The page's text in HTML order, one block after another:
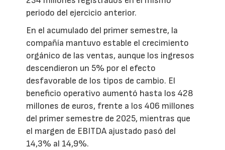
periodo del ejercicio anterior.
En el acumulado del primer semestre, la
compañía mantuvo estable el crecimiento
orgánico de las ventas, aunque los ingresos
descendieron un 5% por el efecto
desfavorable de los tipos de cambio. El
beneficio operativo aumentó hasta los 428
millones de euros, frente a los 406 millones
del primer semestre de 2025, mientras que
el margen de EBITDA ajustado pasó del
14,3% al 14,9%.